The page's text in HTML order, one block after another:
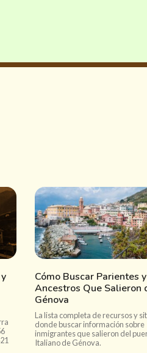
Cómo Buscar Parientes y
Ancestros Que Salieron
Génova
La lista completa de recursos y
donde buscar información sobre
inmigrantes que salieron del
Italiano de Génova.